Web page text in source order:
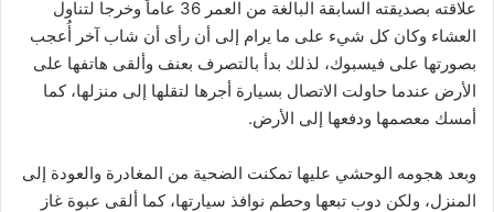
علاقته بصديقته السابقة البالغة من العمر 36 عاماً وخرجا لتناول
العشاء وكان كل شيء على ما يرام إلى أن رأى أن شاب آخر أُعجب
بصورتها على فيسبوك، لذلك بدأ بالتصرف بعنف وألقى هاتفها على
الأرض عندما حاولت الاتصال بسيارة أجرها لتقلها إلى منزلها، كما
أمسك معصمها ودفعها إلى الأرض.
وبعد هجومه الوحشي عليها تمكنت الضحية من المغادرة والعودة إلى
المنزل، ولكن دوب تبعها وحطم نوافذ سيارتها، كما ألقى عبوة غاز